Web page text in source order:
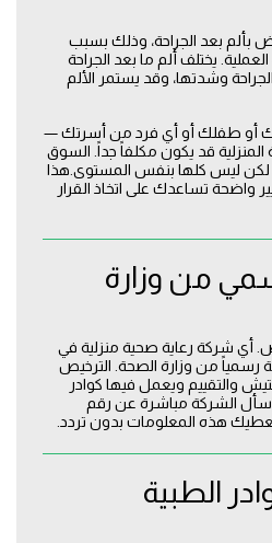
بألم بعد الجراحة، وذلك بسبب
يختلف ألم ما بعد الجراحة
وشدتها، وقد يستمر الألم
أو طفلك أو أي فرد من أسرتك —
المنزلية قد يكون مكلفاً جداً. السوق
لكن ليس كلها بنفس المستوى.هذا
بين يديك 6 معايير واضحة تساعدك على اتخاذ القرار
من وزارة
أي شركة رعاية صحية منزلية في
من وزارة الصحة. الترخيص
والتقييم ويعمل فيها كوادر
الشركة مباشرة عن رقم
هذه المعلومات بدون تردد.
الطبية